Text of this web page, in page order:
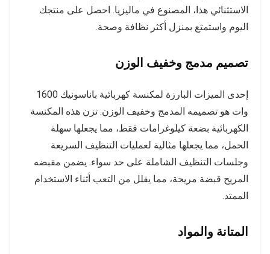
الاستثنائي هذا، المصنوع في ماليزيا. احصل على منتجك
اليوم واستمتع بمنزل أكثر نظافة وصحة.
تصميم مدمج وخفيف الوزن
إحدى الميزات البارزة لمكنسة كهربائية باناسونيك 1600
وات هو تصميمه المدمج وخفيف الوزن. تزن هذه المكنسة
الكهربائية بضعة كيلوغرامات فقط، مما يجعلها سهلة
الحمل، مما يجعلها مثالية لعمليات التنظيف السريعة
وجلسات التنظيف الشاملة على حد سواء. يضمن مقبضه
المريح قبضة مريحة، مما يقلل من التعب أثناء الاستخدام
الممتد.
المتانة والمواد